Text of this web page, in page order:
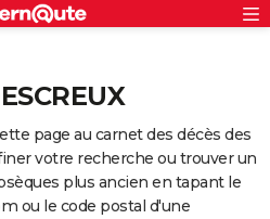
page au carnet des décès des
votre recherche ou trouver un
plus ancien en tapant le
ou le code postal d'une